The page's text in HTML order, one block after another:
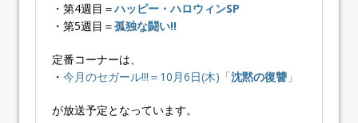
・第4週目＝ハッピー・ハロウィンSP
・第5週目＝孤独な闘い!!
定番コーナーは、
・ 今月のセガール!!!＝10月6日(木)「沈黙の復讐 」
が放送予定となっています。